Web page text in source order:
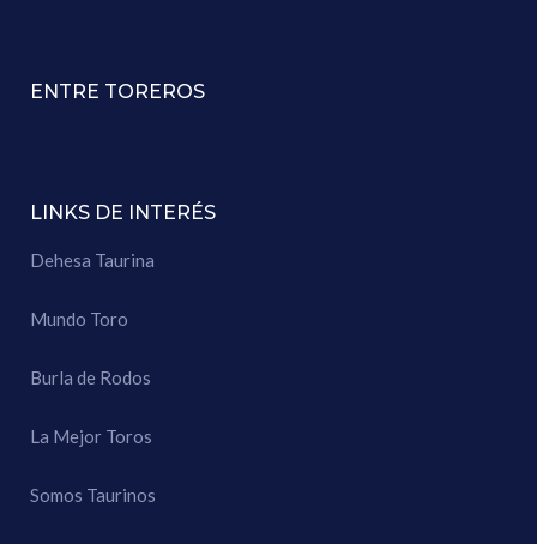
ENTRE TOREROS
LINKS DE INTERÉS
Dehesa Taurina
Mundo Toro
Burla de Rodos
La Mejor Toros
Somos Taurinos